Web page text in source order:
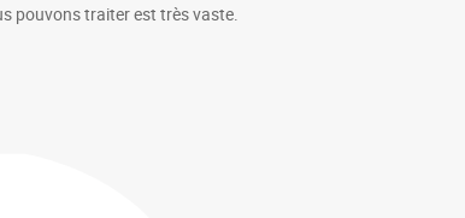
pouvons traiter est très vaste.